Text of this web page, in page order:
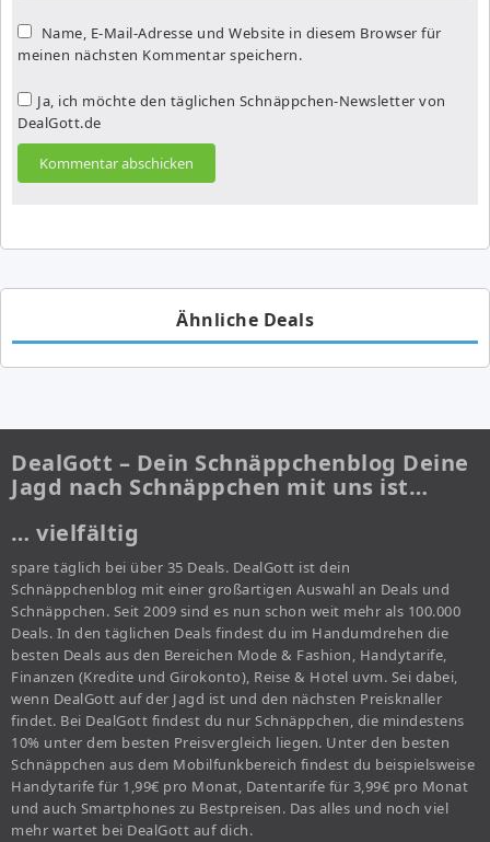
Name, E-Mail-Adresse und Website in diesem Browser für
meinen nächsten Kommentar speichern.
Ja, ich möchte den täglichen Schnäppchen-Newsletter von
DealGott.de
Ähnliche Deals
DealGott – Dein Schnäppchenblog Deine
Jagd nach Schnäppchen mit uns ist…
… vielfältig
spare täglich bei über 35 Deals. DealGott ist dein
Schnäppchenblog mit einer großartigen Auswahl an Deals und
Schnäppchen. Seit 2009 sind es nun schon weit mehr als 100.000
Deals. In den täglichen Deals findest du im Handumdrehen die
besten Deals aus den Bereichen Mode & Fashion, Handytarife,
Finanzen (Kredite und Girokonto), Reise & Hotel uvm. Sei dabei,
wenn DealGott auf der Jagd ist und den nächsten Preisknaller
findet. Bei DealGott findest du nur Schnäppchen, die mindestens
10% unter dem besten Preisvergleich liegen. Unter den besten
Schnäppchen aus dem Mobilfunkbereich findest du beispielsweise
Handytarife für 1,99€ pro Monat, Datentarife für 3,99€ pro Monat
und auch Smartphones zu Bestpreisen. Das alles und noch viel
mehr wartet bei DealGott auf dich.